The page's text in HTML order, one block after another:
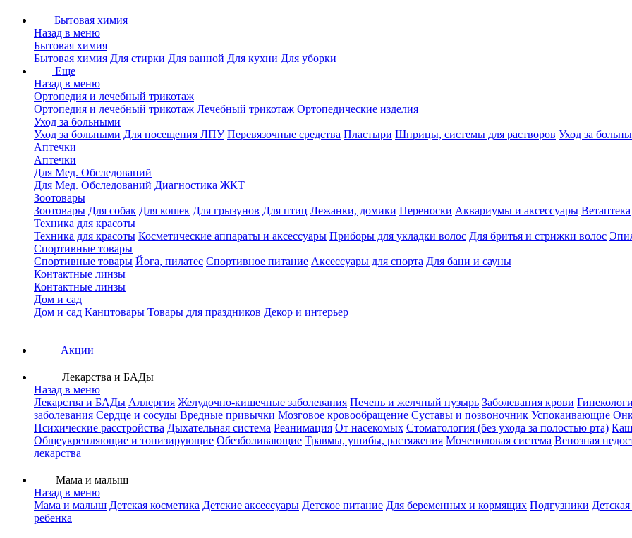
Бытовая химия
Назад в меню
Бытовая химия
Бытовая химия Для стирки Для ванной Для кухни Для уборки
Еще
Назад в меню
Ортопедия и лечебный трикотаж
Ортопедия и лечебный трикотаж Лечебный трикотаж Ортопедические изделия
Уход за больными
Уход за больными Для посещения ЛПУ Перевязочные средства Пластыри Шприцы, системы для растворов Уход за
Аптечки
Аптечки
Для Мед. Обследований
Для Мед. Обследований Диагностика ЖКТ
Зоотовары
Зоотовары Для собак Для кошек Для грызунов Для птиц Лежанки, домики Переноски Аквариумы и аксессуары Ветаптека
Техника для красоты
Техника для красоты Косметические аппараты и аксессуары Приборы для укладки волос Для бритья и стрижки волос
Спортивные товары
Спортивные товары Йога, пилатес Спортивное питание Аксессуары для спорта Для бани и сауны
Контактные линзы
Контактные линзы
Дом и сад
Дом и сад Канцтовары Товары для праздников Декор и интерьер
Акции
Лекарства и БАДы
Назад в меню
Лекарства и БАДы Аллергия Желудочно-кишечные заболевания Печень и желчный пузырь Заболевания крови
заболевания Сердце и сосуды Вредные привычки Мозговое кровообращение Суставы и позвоночник Успокаивающие
Психические расстройства Дыхательная система Реанимация От насекомых Стоматология (без ухода за полостью рта)
Общеукрепляющие и тонизирующие Обезболивающие Травмы, ушибы, растяжения Мочеполовая система Венозная
лекарства
Мама и малыш
Назад в меню
Мама и малыш Детская косметика Детские аксессуары Детское питание Для беременных и кормящих Подгузники
ребенка